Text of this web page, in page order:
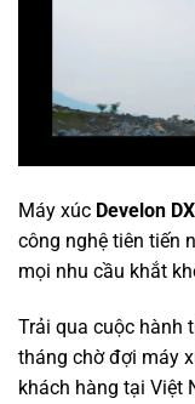
Máy xúc Develon
công nghệ tiên tiến
mọi nhu cầu khắt
Trải qua cuộc hành
tháng chờ đợi máy
khách hàng tại Việt